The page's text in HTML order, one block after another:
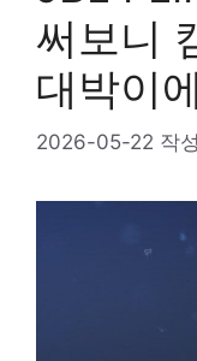
써보니
대박이
2026-05-22 작